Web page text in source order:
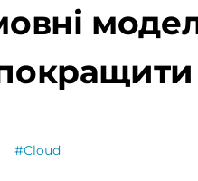
#Cloud